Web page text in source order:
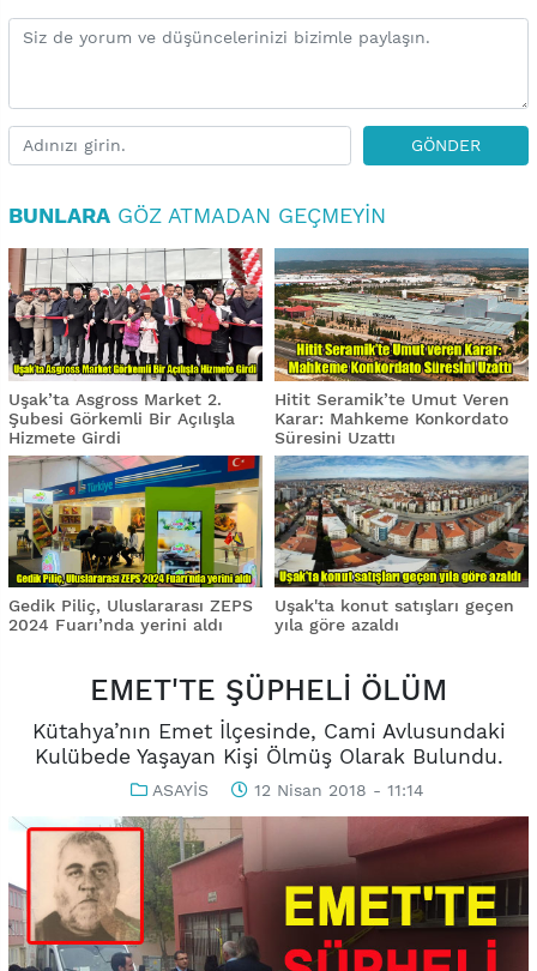
GÖNDER
BUNLARA GÖZ ATMADAN GEÇMEYIN
Uşak’ta Asgross Market 2.
Şubesi Görkemli Bir Açılışla
Hizmete Girdi
Hitit Seramik’te Umut Veren
Karar: Mahkeme Konkordato
Süresini Uzattı
Gedik Piliç, Uluslararası ZEPS
2024 Fuarı’nda yerini aldı
Uşak'ta konut satışları geçen
yıla göre azaldı
EMET'TE ŞÜPHELİ ÖLÜM
Kütahya’nın Emet İlçesinde, Cami Avlusundaki
Kulübede Yaşayan Kişi Ölmüş Olarak Bulundu.
ASAYİS 12 Nisan 2018 - 11:14